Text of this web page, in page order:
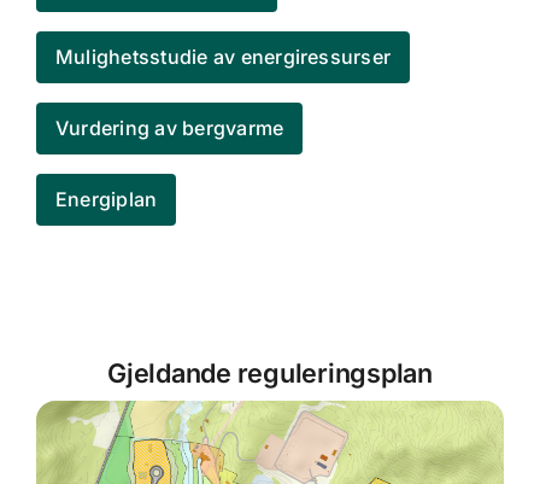
Mulighetsstudie av energiressurser
Vurdering av bergvarme
Energiplan
Gjeldande reguleringsplan